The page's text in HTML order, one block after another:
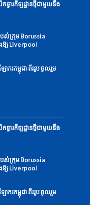
កទ្វារកីឡដ្ឋានថ្មីជាមួយនឹង
ស់ក្រុម Borussia
យ Liverpool
ាករ​កម្ពុជា​ ពីរ​រូប ​​ចូល​រួម​
កទ្វារកីឡដ្ឋានថ្មីជាមួយនឹង
ស់ក្រុម Borussia
យ Liverpool
ាករ​កម្ពុជា​ ពីរ​រូប ​​ចូល​រួម​